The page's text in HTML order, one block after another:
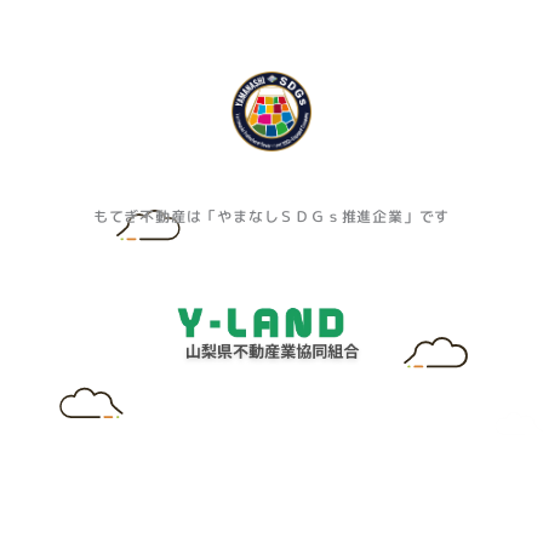
もてぎ不動産は「やまなしＳＤＧｓ推進企業」です